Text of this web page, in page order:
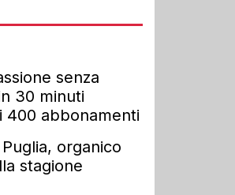
senza
30 minuti
400 abbonamenti
organico
stagione